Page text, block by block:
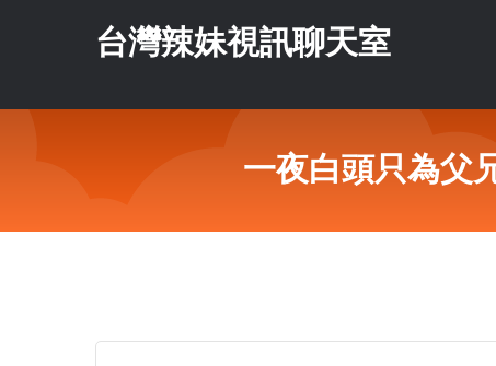
台灣辣妹視訊聊天室
一夜白頭只為父